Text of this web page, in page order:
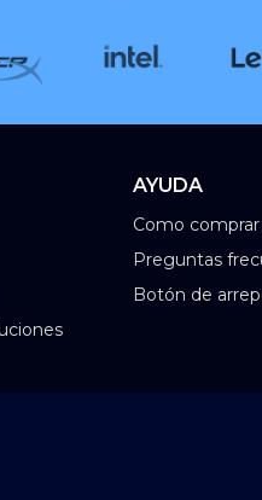
AYUDA
Como comprar
Preguntas
Botón de